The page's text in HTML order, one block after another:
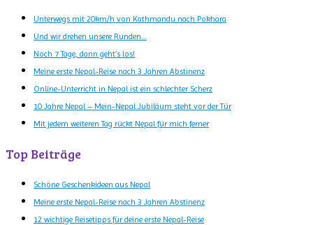
Unterwegs mit 20km/h von Kathmandu nach Pokhara
Und wir drehen unsere Runden…
Noch 7 Tage, dann geht’s los!
Meine erste Nepal-Reise nach 3 Jahren Abstinenz
Online-Unterricht in Nepal ist ein schlechter Scherz
10 Jahre Nepal – Mein-Nepal Jubiläum steht vor der Tür
Mit jedem weiteren Tag rückt Nepal für mich ferner
Top Beiträge
Schöne Geschenkideen aus Nepal
Meine erste Nepal-Reise nach 3 Jahren Abstinenz
12 wichtige Reisetipps für deine erste Nepal-Reise